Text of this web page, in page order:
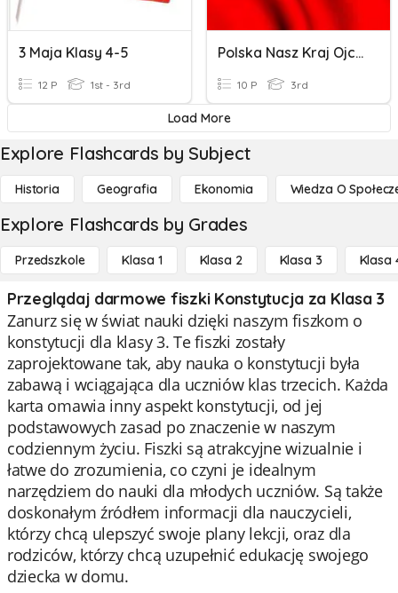
3 Maja Klasy 4-5
12 P 1st - 3rd
Polska Nasz Kraj Ojczysty
10 P 3rd
Load More
Explore Flashcards by Subject
Historia Geografia Ekonomia Wiedza O
Explore Flashcards by Grades
Przedszkole Klasa 1 Klasa 2 Klasa 3 Klasa
Przeglądaj darmowe fiszki Konstytucja za Klasa 3
Zanurz się w świat nauki dzięki naszym fiszkom o
konstytucji dla klasy 3. Te fiszki zostały
zaprojektowane tak, aby nauka o konstytucji była
zabawą i wciągająca dla uczniów klas trzecich. Każda
karta omawia inny aspekt konstytucji, od jej
podstawowych zasad po znaczenie w naszym
codziennym życiu. Fiszki są atrakcyjne wizualnie i
łatwe do zrozumienia, co czyni je idealnym
narzędziem do nauki dla młodych uczniów. Są także
doskonałym źródłem informacji dla nauczycieli,
którzy chcą ulepszyć swoje plany lekcji, oraz dla
rodziców, którzy chcą uzupełnić edukację swojego
dziecka w domu.